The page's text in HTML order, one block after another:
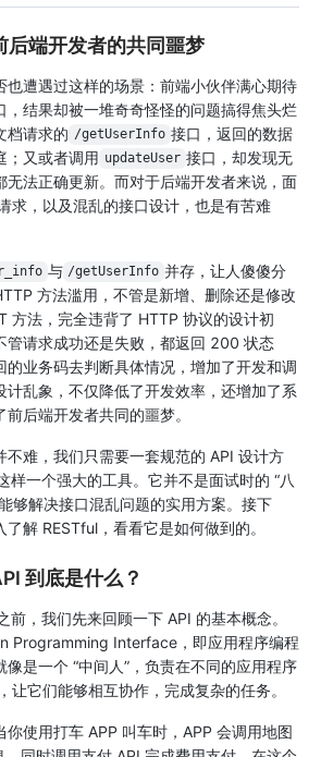
后端开发者的共同噩梦
也遭遇过这样的场景：前端小伙伴满心期待
，结果却被一堆奇奇怪怪的问题搞得焦头烂
档请求的 /getUserInfo 接口，返回的数据
；又或者调用 updateUser 接口，却发现无
无法正确更新。而对于后端开发者来说，面
求，以及混乱的接口设计，也是有苦难
与 /getUserInfo 并存，让人傻傻分
方法滥用，不管是新增、删除还是修改
方法，完全违背了 HTTP 协议的设计初
管请求成功还是失败，都返回 200 状态
的业务码去判断具体情况，增加了开发和调
计乱象，不仅降低了开发效率，还增加了系
后端开发者共同的噩梦。
不难，我们只需要一套规范的 API 设计方
样一个强大的工具。它并不是面试时的 “八
够解决接口混乱问题的实用方案。接下
解 RESTful，看看它是如何做到的。
到底是什么？
前，我们先来回顾一下 API 的基本概念。
Programming Interface，即应用程序编程
是一个 “中间人”，负责在不同的应用程序
让它们能够相互协作，完成复杂的任务。
你使用打车 APP 叫车时，APP 会调用地图